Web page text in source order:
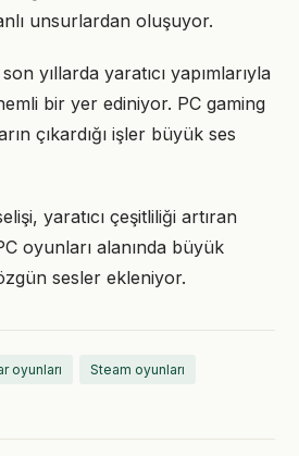
unsurlardan oluşuyor.
yıllarda yaratıcı yapımlarıyla
bir yer ediniyor. PC gaming
çıkardığı işler büyük ses
yaratıcı çeşitliliği artıran
oyunları alanında büyük
sesler ekleniyor.
oyunları Steam oyunları